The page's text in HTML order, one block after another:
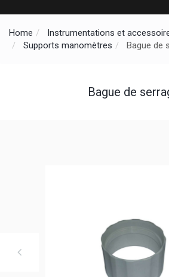
Home
Instrumentations et
Supports manomètres
Bague de
Bague de